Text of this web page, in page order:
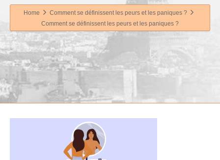
Home
Comment se définissent les peurs et les paniques ?
Comment se définissent les peurs et les paniques ?